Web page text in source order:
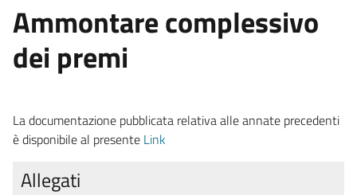
Progetti europei
Lavora con noi
Società trasparente
Ammontare complessivo
dei premi
La documentazione pubblicata relativa alle annate precedenti
è disponibile al presente Link
Allegati